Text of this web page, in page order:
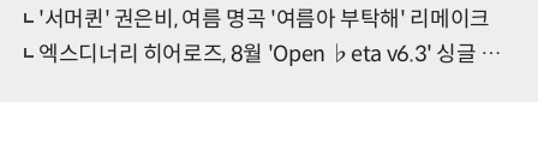
'서머퀸' 권은비, 여름 명곡 '여름아 부탁해' 리메이크
엑스디너리 히어로즈, 8월 'Open ♭eta v6.3' 싱글 발표